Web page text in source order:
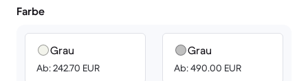
Farbe
Grau
Ab: 242.70 EUR
Grau
Ab: 490.00 EUR